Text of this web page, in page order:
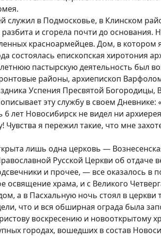
в Подмосковье, в Клинском
и сгорела почти до
красноармейцев. Дом, в котором
состоялась епископская хиротония
пастырскую деятельность был
районы, архиепископ
Успения Пресвятой
эту службу в своем
лет Новосибирск не видел ни
я пережил такие, что мне
лишь одна церковь —
Русской Церкви об
и прочее, — все оказалось в
храма, и с Великого
а в Пасхальную ночь стоял в церкви
что и вся обширная ограда была
воскресению и новооткрытому
городах, вошедших в состав